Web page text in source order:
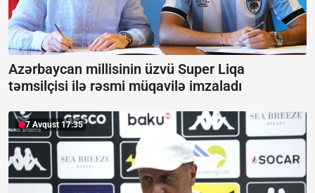
Azərbaycan millisinin üzvü Super Liqa
təmsilçisi ilə rəsmi müqavilə imzaladı
7 Avqust 17:35